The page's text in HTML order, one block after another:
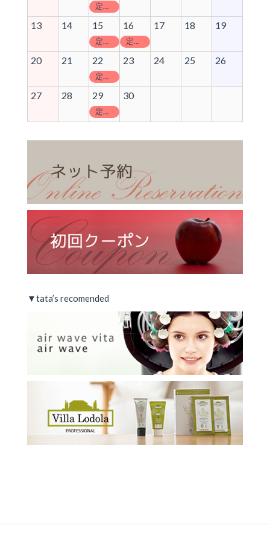
定休日
13 14 15
定休日
16
定休日
17 18 19
20 21 22
定休日
23 24 25 26
27 28 29
定休日
30
▼tata’s recomended